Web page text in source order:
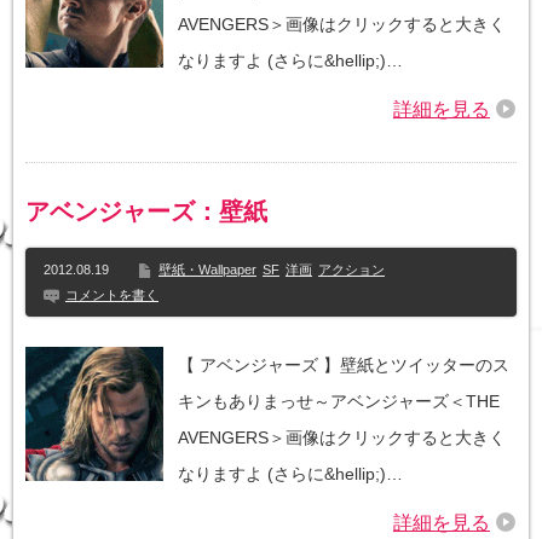
AVENGERS＞画像はクリックすると大きく
なりますよ (さらに&hellip;)…
詳細を見る
アベンジャーズ：壁紙
2012.08.19 壁紙・Wallpaper SF 洋画 アクション
コメントを書く
【 アベンジャーズ 】壁紙とツイッターのス
キンもありまっせ～アベンジャーズ＜THE
AVENGERS＞画像はクリックすると大きく
なりますよ (さらに&hellip;)…
詳細を見る